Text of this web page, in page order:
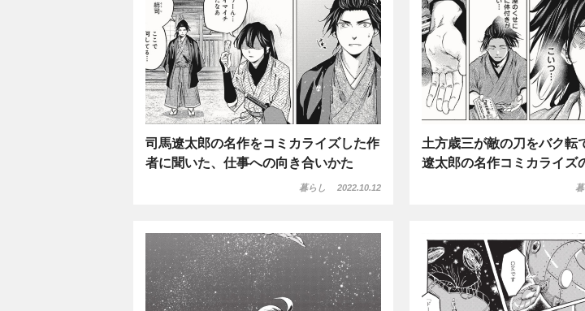
司馬遼太郎の名作をコミカライズした作
者に聞いた、仕事への向き合いかた
暮らし 2022.10.12
土方歳三が敵の刀をバク転
遼太郎の名作コミカライズ